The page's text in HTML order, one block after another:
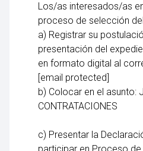
Los/as interesados/as
proceso de selección
a) Registrar su
presentación del
en formato digital al
[email protected]
b) Colocar en el asunto:
CONTRATACIONES
c) Presentar la